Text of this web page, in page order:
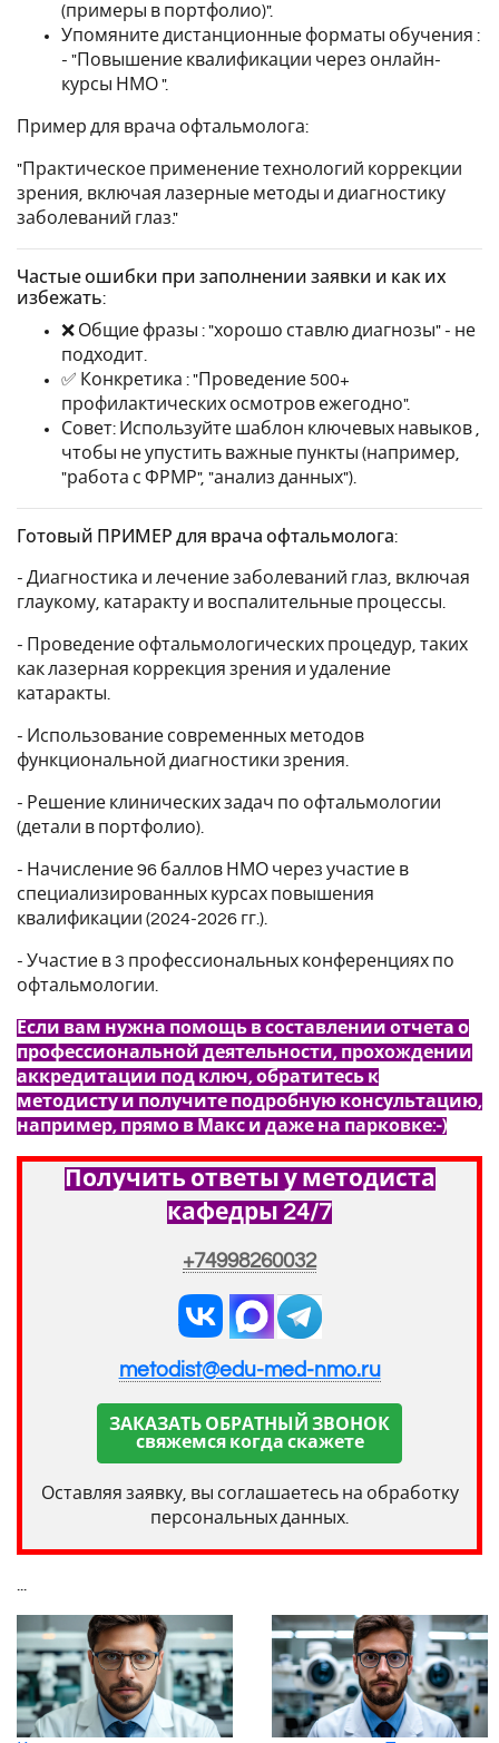
(примеры в портфолио)".
Упомяните дистанционные форматы обучения :
- "Повышение квалификации через онлайн-
курсы НМО ".
Пример для врача офтальмолога:
"Практическое применение технологий коррекции
зрения, включая лазерные методы и диагностику
заболеваний глаз."
Частые ошибки при заполнении заявки и как их
избежать:
❌ Общие фразы : "хорошо ставлю диагнозы" - не
подходит.
✅ Конкретика : "Проведение 500+
профилактических осмотров ежегодно".
Совет: Используйте шаблон ключевых навыков ,
чтобы не упустить важные пункты (например,
"работа с ФРМР", "анализ данных").
Готовый ПРИМЕР для врача офтальмолога:
- Диагностика и лечение заболеваний глаз, включая
глаукому, катаракту и воспалительные процессы.
- Проведение офтальмологических процедур, таких
как лазерная коррекция зрения и удаление
катаракты.
- Использование современных методов
функциональной диагностики зрения.
- Решение клинических задач по офтальмологии
(детали в портфолио).
- Начисление 96 баллов НМО через участие в
специализированных курсах повышения
квалификации (2024-2026 гг.).
- Участие в 3 профессиональных конференциях по
офтальмологии.
Если вам нужна помощь в составлении отчета о
профессиональной деятельности, прохождении
аккредитации под ключ, обратитесь к
методисту и получите подробную консультацию,
например, прямо в Макс и даже на парковке:-)
Получить ответы у методиста
кафедры 24/7
+74998260032
metodist@edu-med-nmo.ru
ЗАКАЗАТЬ ОБРАТНЫЙ ЗВОНОК
свяжемся когда скажете
Оставляя заявку, вы соглашаетесь на обработку
персональных данных.